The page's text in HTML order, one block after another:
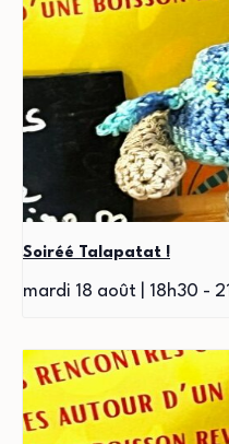
Soiréé Talapatat !
mardi 18 août | 18h30 -